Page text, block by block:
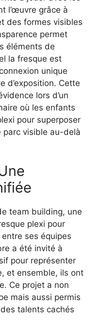
l’œuvre grâce à
des formes visibles
permet
éléments de
la fresque est
unique
d’exposition. Cette
lors d’un
où les enfants
pour superposer
parc visible au-delà
team building, une
plexi pour
ses équipes
a été invité à
pour représenter
et ensemble, ils ont
Ce projet a non
mais aussi permis
talents cachés